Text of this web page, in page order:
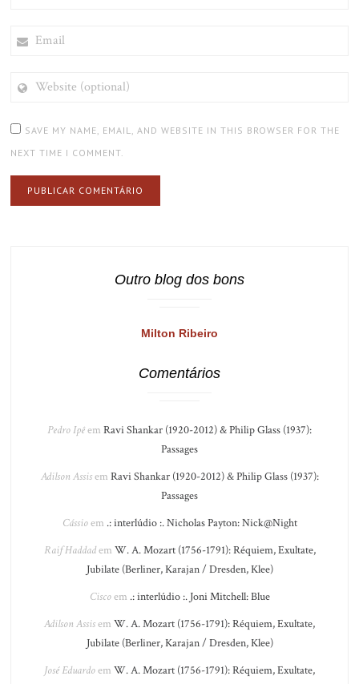
(OPTIONAL)
SAVE MY NAME, EMAIL, AND WEBSITE IN THIS BROWSER FOR THE
NEXT TIME I COMMENT.
Outro blog dos bons
Milton Ribeiro
Comentários
Pedro Ipêem Ravi Shankar (1920-2012) & Philip Glass (1937):
Passages
Adilson Assisem Ravi Shankar (1920-2012) & Philip Glass (1937):
Passages
Cássioem .: interlúdio :. Nicholas Payton: Nick@Night
Raif Haddadem W. A. Mozart (1756-1791): Réquiem, Exultate,
Jubilate (Berliner, Karajan / Dresden, Klee)
Ciscoem .: interlúdio :. Joni Mitchell: Blue
Adilson Assisem W. A. Mozart (1756-1791): Réquiem, Exultate,
Jubilate (Berliner, Karajan / Dresden, Klee)
José Eduardoem W. A. Mozart (1756-1791): Réquiem, Exultate,